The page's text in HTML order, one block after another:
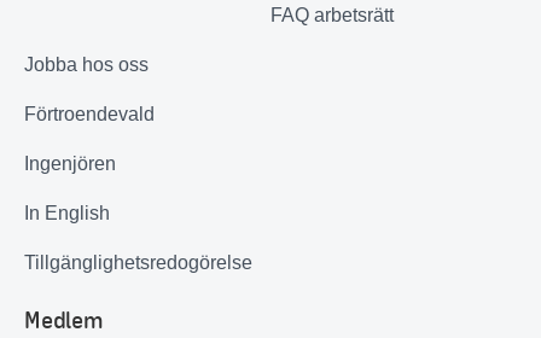
FAQ arbetsrätt
Jobba hos oss
Förtroendevald
Ingenjören
In English
Tillgänglighetsredogörelse
Medlem